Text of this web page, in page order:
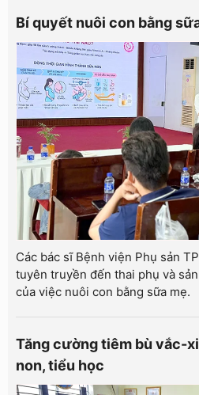
Bí quyết nuôi con bằng
Các bác sĩ Bệnh viện Phụ sản
tuyên truyền đến thai phụ và
của việc nuôi con bằng sữa mẹ.
Tăng cường tiêm bù vắc-
non, tiểu học